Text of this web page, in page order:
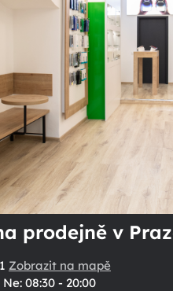
prodejně v
Zobrazit na mapě
08:30 - 20:00